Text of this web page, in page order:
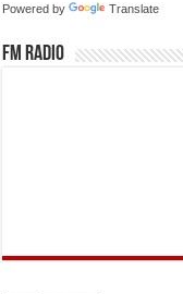
Powered by Translate
FM Radio